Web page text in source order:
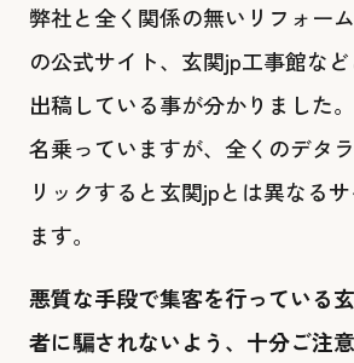
弊社と全く関係の無いリフォー
の公式サイト、玄関jp工事館な
出稿している事が分かりました
名乗っていますが、全くのデタ
リックすると玄関jpとは異なる
ます。
悪質な手段で集客を行っている
者に騙されないよう、十分ご注